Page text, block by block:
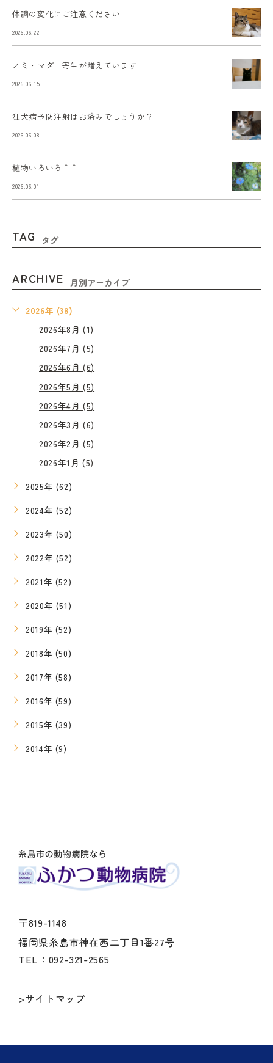
体調の変化にご注意ください
2026.06.22
ノミ・マダニ寄生が増えています
2026.06.15
狂犬病予防注射はお済みでしょうか？
2026.06.08
植物いろいろ＾＾
2026.06.01
TAG タグ
ARCHIVE 月別アーカイブ
2026年 (38)
2026年8月 (1)
2026年7月 (5)
2026年6月 (6)
2026年5月 (5)
2026年4月 (5)
2026年3月 (6)
2026年2月 (5)
2026年1月 (5)
2025年 (62)
2024年 (52)
2023年 (50)
2022年 (52)
2021年 (52)
2020年 (51)
2019年 (52)
2018年 (50)
2017年 (58)
2016年 (59)
2015年 (39)
2014年 (9)
〒819-1148
福岡県糸島市神在西二丁目1番27号
TEL：092-321-2565
>サイトマップ